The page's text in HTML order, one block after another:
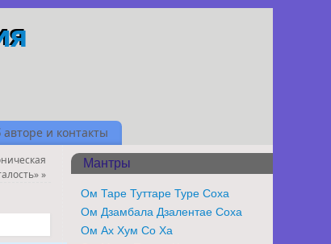
и контакты
»
Мантры
Ом Таре Туттаре Туре Соха
Ом Дзамбала Дзалентае Соха
Ом Ах Хум Со Ха